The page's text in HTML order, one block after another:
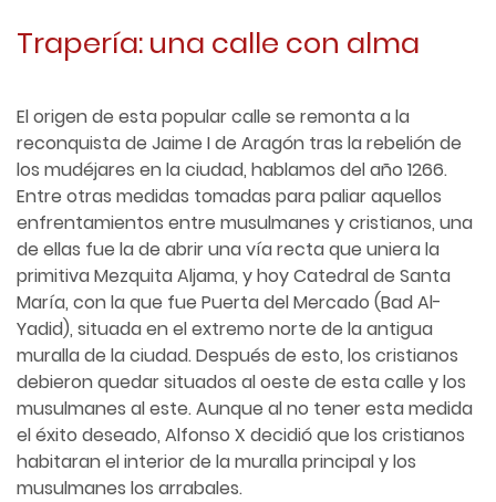
Trapería: una calle con alma
El origen de esta popular calle se remonta a la
reconquista de Jaime I de Aragón tras la rebelión de
los mudéjares en la ciudad, hablamos del año 1266.
Entre otras medidas tomadas para paliar aquellos
enfrentamientos entre musulmanes y cristianos, una
de ellas fue la de abrir una vía recta que uniera la
primitiva Mezquita Aljama, y hoy Catedral de Santa
María, con la que fue Puerta del Mercado (Bad Al-
Yadid), situada en el extremo norte de la antigua
muralla de la ciudad. Después de esto, los cristianos
debieron quedar situados al oeste de esta calle y los
musulmanes al este. Aunque al no tener esta medida
el éxito deseado, Alfonso X decidió que los cristianos
habitaran el interior de la muralla principal y los
musulmanes los arrabales.